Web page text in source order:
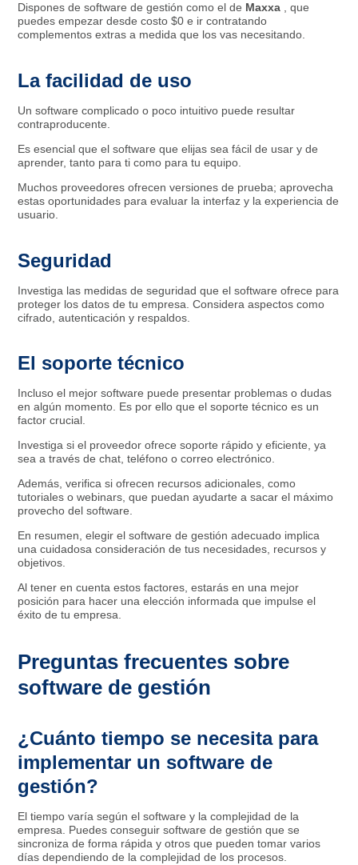
Dispones de software de gestión como el de Maxxa , que
puedes empezar desde costo $0 e ir contratando
complementos extras a medida que los vas necesitando.
La facilidad de uso
Un software complicado o poco intuitivo puede resultar
contraproducente.
Es esencial que el software que elijas sea fácil de usar y de
aprender, tanto para ti como para tu equipo.
Muchos proveedores ofrecen versiones de prueba; aprovecha
estas oportunidades para evaluar la interfaz y la experiencia de
usuario.
Seguridad
Investiga las medidas de seguridad que el software ofrece para
proteger los datos de tu empresa. Considera aspectos como
cifrado, autenticación y respaldos.
El soporte técnico
Incluso el mejor software puede presentar problemas o dudas
en algún momento. Es por ello que el soporte técnico es un
factor crucial.
Investiga si el proveedor ofrece soporte rápido y eficiente, ya
sea a través de chat, teléfono o correo electrónico.
Además, verifica si ofrecen recursos adicionales, como
tutoriales o webinars, que puedan ayudarte a sacar el máximo
provecho del software.
En resumen, elegir el software de gestión adecuado implica
una cuidadosa consideración de tus necesidades, recursos y
objetivos.
Al tener en cuenta estos factores, estarás en una mejor
posición para hacer una elección informada que impulse el
éxito de tu empresa.
Preguntas frecuentes sobre
software de gestión
¿Cuánto tiempo se necesita para
implementar un software de
gestión?
El tiempo varía según el software y la complejidad de la
empresa. Puedes conseguir software de gestión que se
sincroniza de forma rápida y otros que pueden tomar varios
días dependiendo de la complejidad de los procesos.